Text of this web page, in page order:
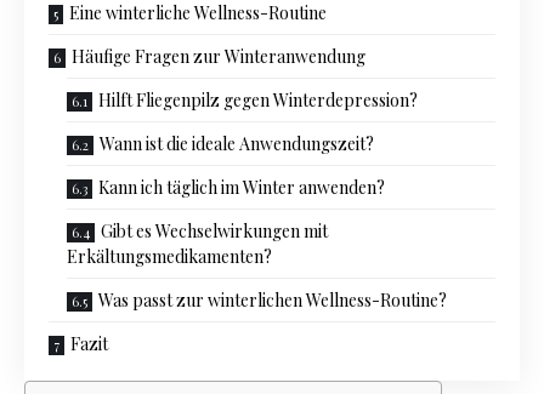
Eine winterliche Wellness-Routine
Häufige Fragen zur Winteranwendung
Hilft Fliegenpilz gegen Winterdepression?
Wann ist die ideale Anwendungszeit?
Kann ich täglich im Winter anwenden?
Gibt es Wechselwirkungen mit
Erkältungsmedikamenten?
Was passt zur winterlichen Wellness-Routine?
Fazit